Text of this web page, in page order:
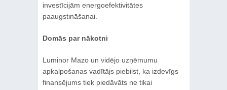
investīcijām energoefektivitātes
paaugstināšanai.
Domās par nākotni
Luminor Mazo un vidējo uzņēmumu
apkalpošanas vadītājs piebilst, ka izdevīgs
finansējums tiek piedāvāts ne tikai